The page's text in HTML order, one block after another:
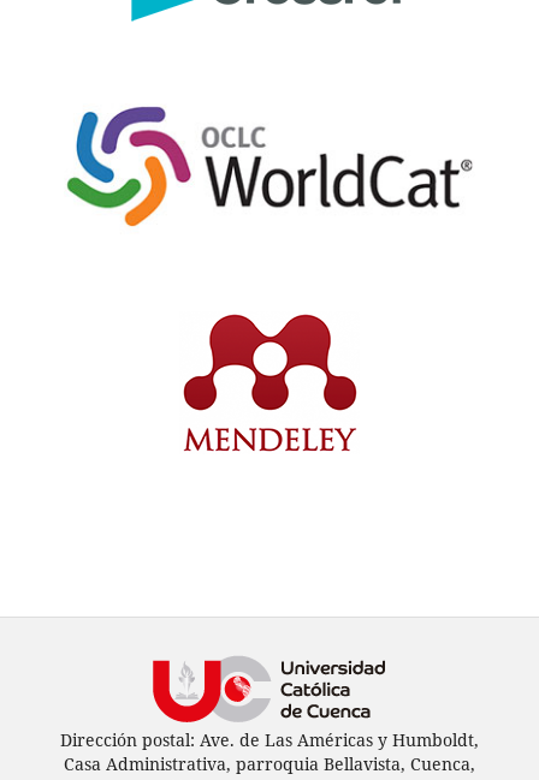
Dirección postal: Ave. de Las Américas y Humboldt,
Casa Administrativa, parroquia Bellavista, Cuenca,